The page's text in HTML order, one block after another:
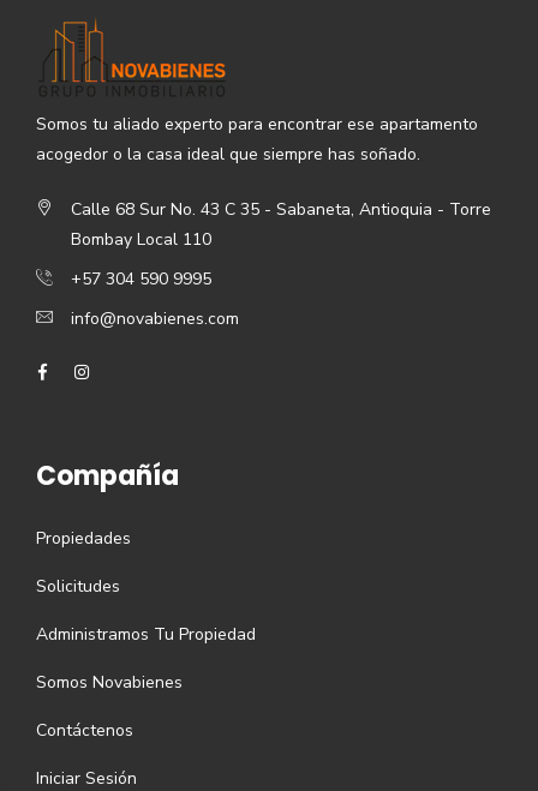
Somos tu aliado experto para encontrar ese apartamento
acogedor o la casa ideal que siempre has soñado.
Calle 68 Sur No. 43 C 35 - Sabaneta, Antioquia - Torre
Bombay Local 110
+57 304 590 9995
info@novabienes.com
Compañía
Propiedades
Solicitudes
Administramos Tu Propiedad
Somos Novabienes
Contáctenos
Iniciar Sesión